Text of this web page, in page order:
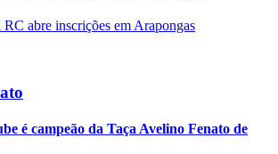
é campeão da Taça Avelino Fenato de